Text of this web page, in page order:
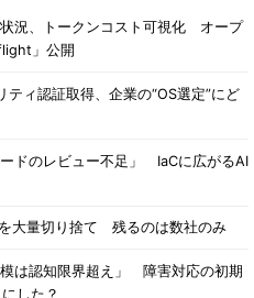
況、トークンコスト可視化 オープ
」公開
ティ認証取得、企業の“OS選定”にど
ドのレビュー不足」 IaCに広がるAI
大量切り捨て 残るのは数社のみ
模は認知限界超え」 障害対応の初期
した？